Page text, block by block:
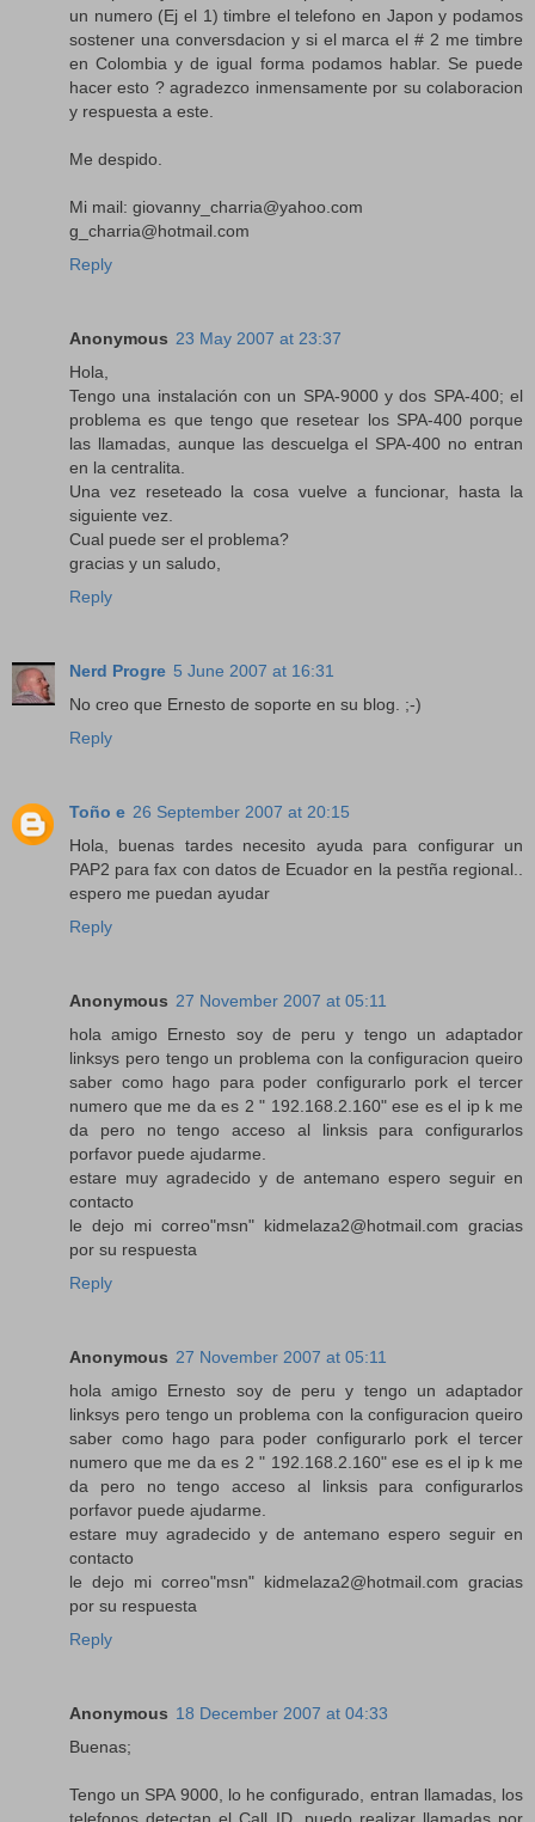
un numero (Ej el 1) timbre el telefono en Japon y podamos
sostener una conversdacion y si el marca el # 2 me timbre
en Colombia y de igual forma podamos hablar. Se puede
hacer esto ? agradezco inmensamente por su colaboracion
y respuesta a este.
Me despido.
Mi mail: giovanny_charria@yahoo.com
g_charria@hotmail.com
Reply
Anonymous 23 May 2007 at 23:37
Hola,
Tengo una instalación con un SPA-9000 y dos SPA-400; el
problema es que tengo que resetear los SPA-400 porque
las llamadas, aunque las descuelga el SPA-400 no entran
en la centralita.
Una vez reseteado la cosa vuelve a funcionar, hasta la
siguiente vez.
Cual puede ser el problema?
gracias y un saludo,
Reply
Nerd Progre 5 June 2007 at 16:31
No creo que Ernesto de soporte en su blog. ;-)
Reply
Toño e 26 September 2007 at 20:15
Hola, buenas tardes necesito ayuda para configurar un
PAP2 para fax con datos de Ecuador en la pestña regional..
espero me puedan ayudar
Reply
Anonymous 27 November 2007 at 05:11
hola amigo Ernesto soy de peru y tengo un adaptador
linksys pero tengo un problema con la configuracion queiro
saber como hago para poder configurarlo pork el tercer
numero que me da es 2 " 192.168.2.160" ese es el ip k me
da pero no tengo acceso al linksis para configurarlos
porfavor puede ajudarme.
estare muy agradecido y de antemano espero seguir en
contacto
le dejo mi correo"msn" kidmelaza2@hotmail.com gracias
por su respuesta
Reply
Anonymous 27 November 2007 at 05:11
hola amigo Ernesto soy de peru y tengo un adaptador
linksys pero tengo un problema con la configuracion queiro
saber como hago para poder configurarlo pork el tercer
numero que me da es 2 " 192.168.2.160" ese es el ip k me
da pero no tengo acceso al linksis para configurarlos
porfavor puede ajudarme.
estare muy agradecido y de antemano espero seguir en
contacto
le dejo mi correo"msn" kidmelaza2@hotmail.com gracias
por su respuesta
Reply
Anonymous 18 December 2007 at 04:33
Buenas;
Tengo un SPA 9000, lo he configurado, entran llamadas, los